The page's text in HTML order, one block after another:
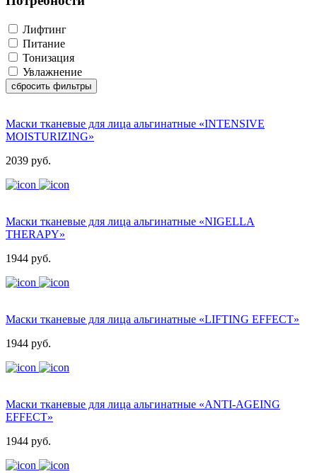
Лифтинг
Питание
Тонизация
Увлажнение
сбросить фильтры
Маски тканевые для лица альгинатные «INTENSIVE
MOISTURIZING»
2039 руб.
Маски тканевые для лица альгинатные «NIGELLA
THERAPY»
1944 руб.
Маски тканевые для лица альгинатные «LIFTING EFFECT»
1944 руб.
Маски тканевые для лица альгинатные «ANTI-AGEING
EFFECT»
1944 руб.